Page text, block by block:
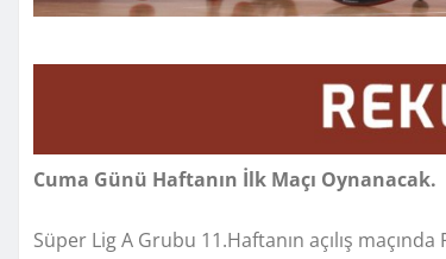
Cuma Günü Haftanın İlk Maçı Oynanacak.
Süper Lig A Grubu 11.Haftanın açılış